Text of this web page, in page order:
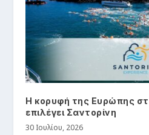
Η κορυφή της Ευρώπης
επιλέγει Σαντορίνη
30 Ιουλίου, 2026